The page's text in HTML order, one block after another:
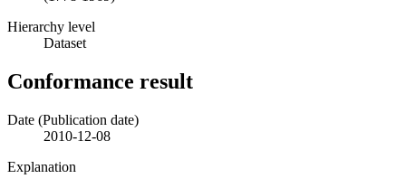
Hierarchy level
Dataset
Conformance result
Date (Publication date)
2010-12-08
Explanation